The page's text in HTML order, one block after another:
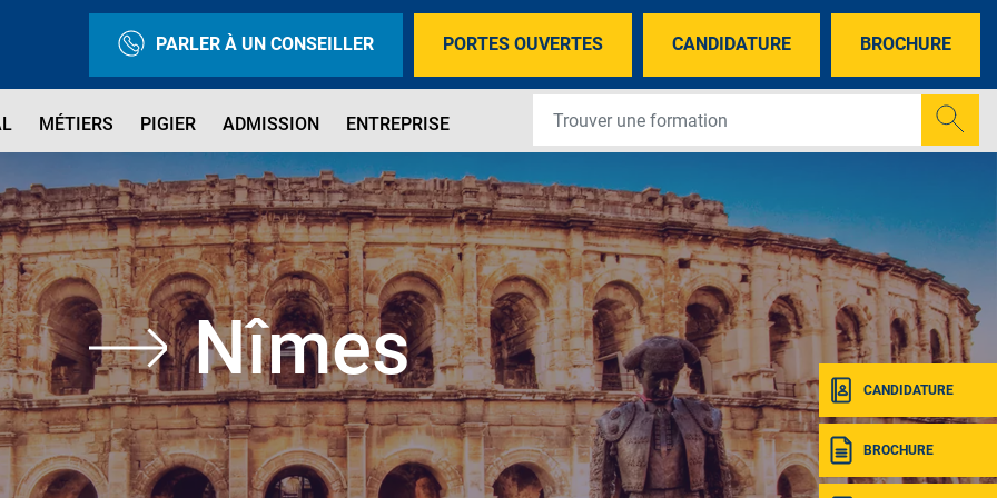
PARLER À UN CONSEILLER PORTES OUVERTES CANDIDATURE BROCHURE
MÉTIERS PIGIER ADMISSION ENTREPRISE
CANDIDATURE
BROCHURE
Nîmes